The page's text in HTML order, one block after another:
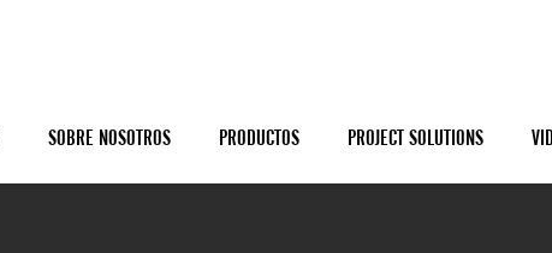
SOBRE NOSOTROS PRODUCTOS PROJECT SOLUTIONS